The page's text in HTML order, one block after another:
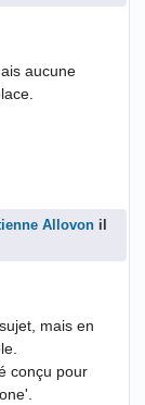
aucune
Allovon il
mais en
conçu pour